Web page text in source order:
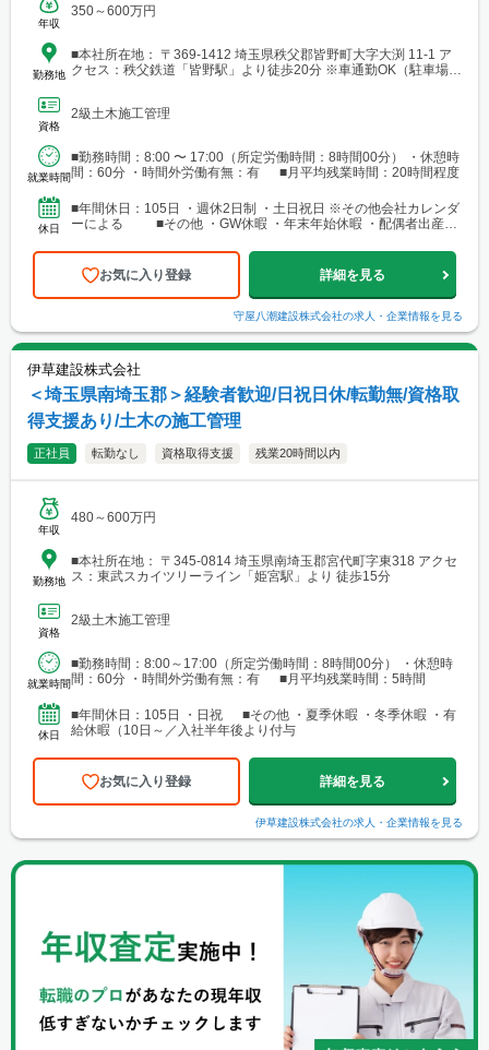
年収
350～600万円
勤務地
■本社所在地： 〒369-1412 埼玉県秩父郡皆野町大字大渕 11-1 ア
クセス：秩父鉄道「皆野駅」より徒歩20分 ※車通勤OK（駐車場あ
資格
2級土木施工管理
就業時間
■勤務時間：8:00 〜 17:00（所定労働時間：8時間00分） ・休憩時
間：60分 ・時間外労働有無：有 ■月平均残業時間：20時間程度
休日
■年間休日：105日 ・週休2日制 ・土日祝日 ※その他会社カレンダ
ーによる ■その他 ・GW休暇 ・年末年始休暇 ・配偶者出産時
お気に入り登録 詳細を見る
守屋八潮建設株式会社の求人・企業情報を見る
伊草建設株式会社
＜埼玉県南埼玉郡＞経験者歓迎/日祝日休/転勤無/資格取
得支援あり/土木の施工管理
正社員 転勤なし 資格取得支援 残業20時間以内
年収
480～600万円
勤務地
■本社所在地： 〒345-0814 埼玉県南埼玉郡宮代町字東318 アクセ
ス：東武スカイツリーライン「姫宮駅」より 徒歩15分
資格
2級土木施工管理
就業時間
■勤務時間：8:00～17:00（所定労働時間：8時間00分） ・休憩時
間：60分 ・時間外労働有無：有 ■月平均残業時間：5時間
休日
■年間休日：105日 ・日祝 ■その他 ・夏季休暇 ・冬季休暇 ・有
給休暇（10日～／入社半年後より付与
お気に入り登録 詳細を見る
伊草建設株式会社の求人・企業情報を見る